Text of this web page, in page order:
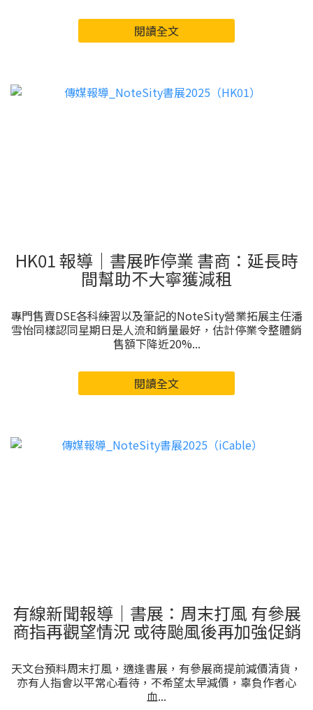
閱讀全文
HK01 報導｜書展昨停業 書商：延長時
間幫助不大寧獲減租
專門售賣DSE各科練習以及筆記的NoteSity營業拓展主任潘
雪怡同樣認同星期日是人流和銷量最好，估計停業令整體銷
售額下降近20%...
閱讀全文
有線新聞報導｜書展：周末打風 有參展
商指再觀望情況 或待颱風後再加強促銷
天文台預料周末打風，適逢書展，有參展商提前減價清貨，
亦有人指會以平常心看待，不希望太早減價，辜負作者心
血...